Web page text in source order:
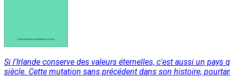
Si l'Irlande conserve des valeurs éternelles, c'est aussi un
siècle. Cette mutation sans précédent dans son histoire,